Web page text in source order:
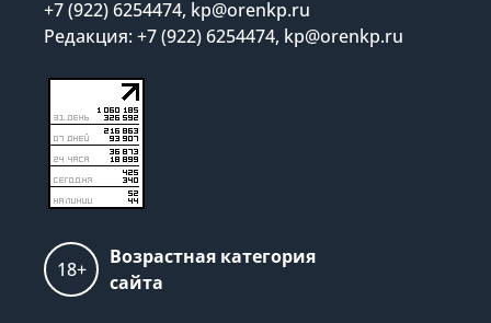
+7 (922) 6254474, kp@orenkp.ru
Редакция: +7 (922) 6254474, kp@orenkp.ru
18+
Возрастная категория
сайта